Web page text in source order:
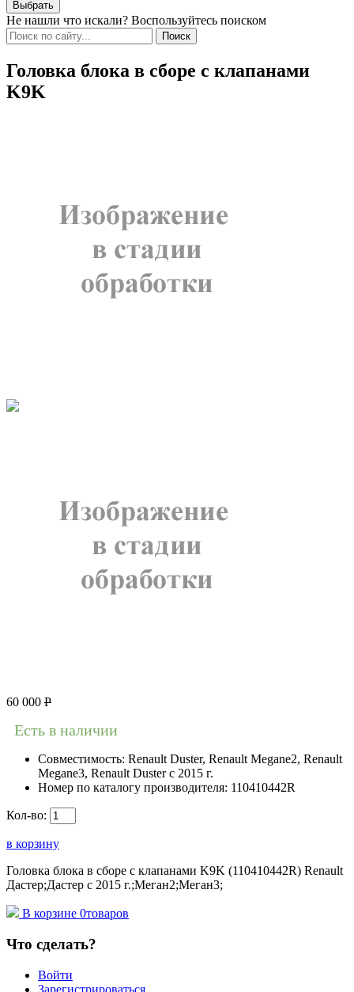
Не нашли что искали? Воспользуйтесь поиском
Головка блока в сборе с клапанами
K9K
60 000 Р
Есть в наличии
Совместимость: Renault Duster, Renault Megane2, Renault
Megane3, Renault Duster с 2015 г.
Номер по каталогу производителя: 110410442R
Кол-во:
в корзину
Головка блока в сборе с клапанами K9K (110410442R) Renault
Дастер;Дастер с 2015 г.;Меган2;Меган3;
В корзине 0товаров
Что сделать?
Войти
Зарегистрироваться